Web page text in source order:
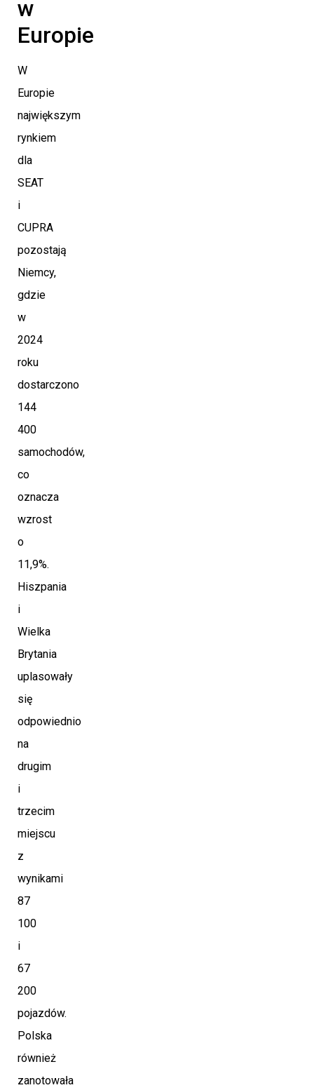
w
Europie
W
Europie
największym
rynkiem
dla
SEAT
i
CUPRA
pozostają
Niemcy,
gdzie
w
2024
roku
dostarczono
144
400
samochodów,
co
oznacza
wzrost
o
11,9%.
Hiszpania
i
Wielka
Brytania
uplasowały
się
odpowiednio
na
drugim
i
trzecim
miejscu
z
wynikami
87
100
i
67
200
pojazdów.
Polska
również
zanotowała